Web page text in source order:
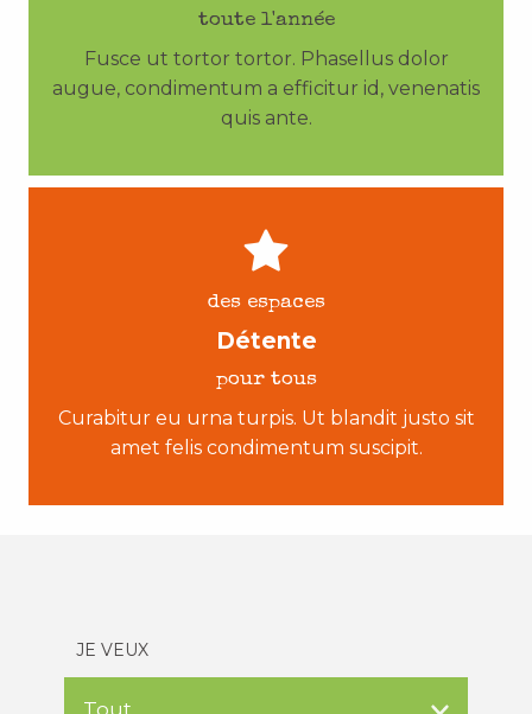
toute l'année
Fusce ut tortor tortor. Phasellus dolor
augue, condimentum a efficitur id, venenatis
quis ante.
des espaces
Détente
pour tous
Curabitur eu urna turpis. Ut blandit justo sit
amet felis condimentum suscipit.
JE VEUX